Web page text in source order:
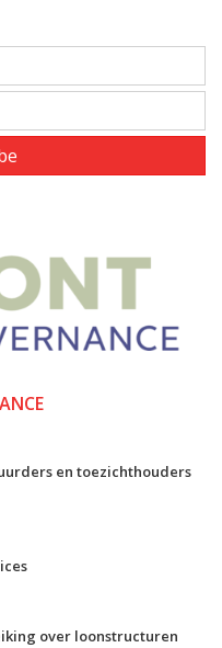
en toezichthouders
over loonstructuren